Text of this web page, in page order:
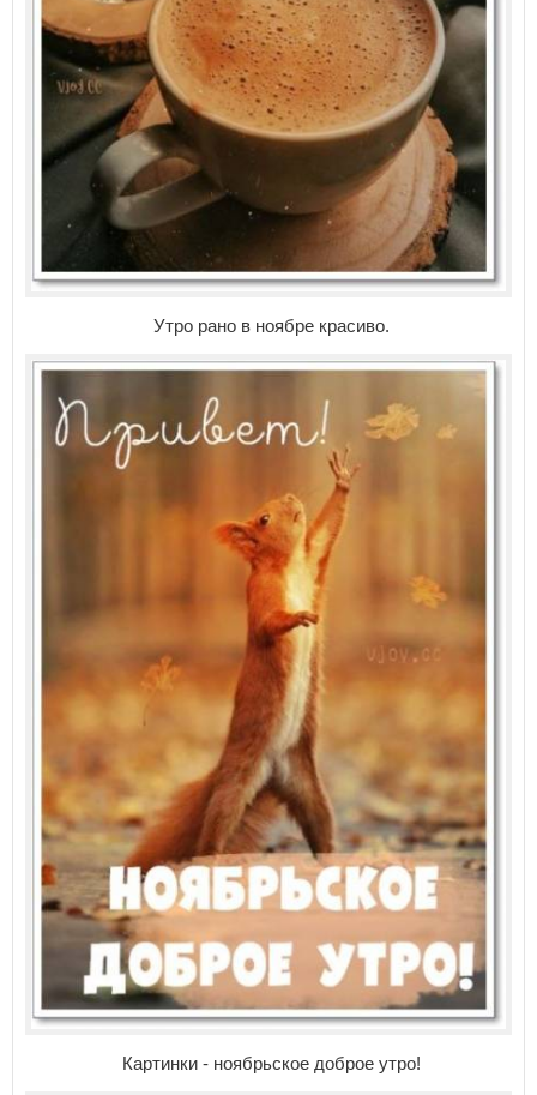
Утро рано в ноябре красиво.
Картинки - ноябрьское доброе утро!